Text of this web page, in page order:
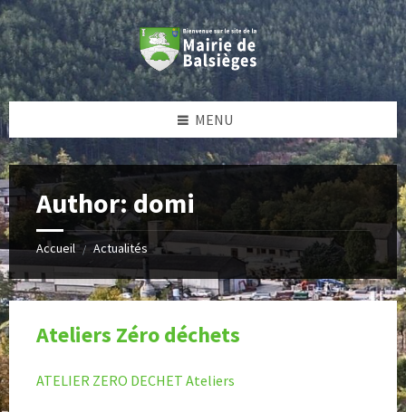
Skip
to
content
Skip
to
left
sidebar
Skip
to
right
sidebar
Skip
to
footer
MENU
Author: domi
Accueil / Actualités
Ateliers Zéro déchets
ATELIER ZERO DECHET Ateliers